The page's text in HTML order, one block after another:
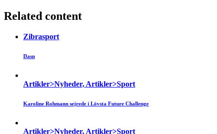
Related content
Zibrasport
Dasn
Artikler>Nyheder, Artikler>Sport
Karoline Rohmann sejrede i Lövsta Future Challenge
Artikler>Nyheder, Artikler>Sport